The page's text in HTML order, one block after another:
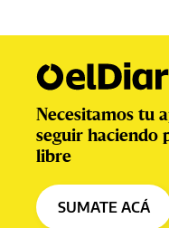
Necesitamos tu
seguir haciendo
libre
SUMATE ACÁ